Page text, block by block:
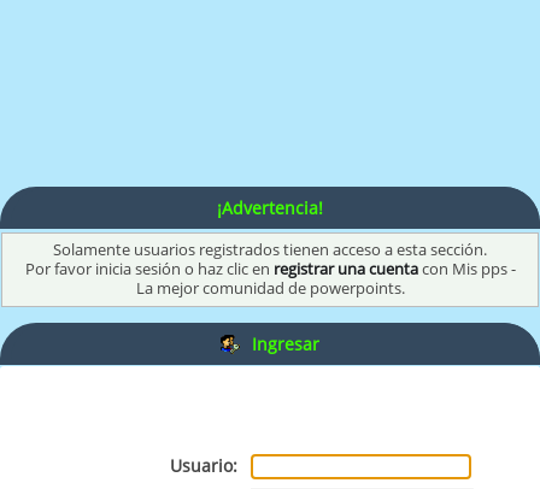
¡Advertencia!
Solamente usuarios registrados tienen acceso a esta sección.
Por favor inicia sesión o haz clic en registrar una cuentacon Mis pps -
La mejor comunidad de powerpoints.
Ingresar
Usuario: